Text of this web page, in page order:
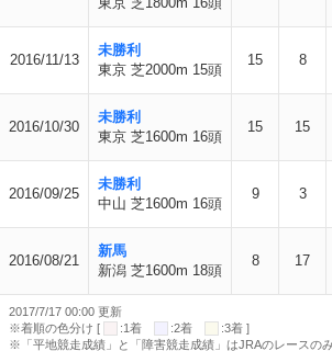
2016/11/13
未勝利
東京 芝2000m 15頭
15 8
2016/10/30
未勝利
東京 芝1600m 16頭
15 15
2016/09/25
未勝利
中山 芝1600m 16頭
9 3
2016/08/21
新馬
新潟 芝1600m 18頭
8 17
2017/7/17 00:00 更新
※着順の色分け [
:1着 :2着
:3着 ]
※「平地競走成績」と「障害競走成績」はJRAのレースのみ